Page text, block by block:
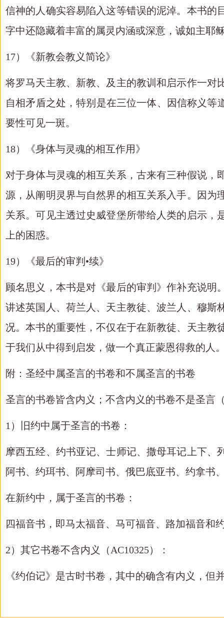
信神的人确实容易陷入这等错误的泥淖。本书的
字中还隐藏着丰富的属灵内涵或深意，诚如主耶
17）《新教会教义简论》
将罗马天主教、新教、及主的教训和启示作一对
自相矛盾之处，特别是在三位一体、因信称义
要性可见一斑。
18）《身体与灵魂的相互作用》
对于身体与灵魂的相互关系，古来有三种假说
源，从阐明灵界与自然界的相互关系入手。因为
关系。可见主透过史威登堡所带给人类的启示
上的困惑。
19）《最后的审判•续》
顾名思义，本书是对《最后的审判》作补充说
讲述英国人、荷兰人、天主教徒、波兰人、穆斯
况。本书的重要性，不仅在于在新教徒、天主
于我们从中得到启发，做一个真正蒙恩得救的人
附：圣经中属圣言的书卷和不属圣言的书卷
圣言的书卷皆含内义；不含内义的书卷不是圣言
1）旧约中属于圣言的书卷：
摩西五经、约书亚记、士师记、撒母耳记上下
阿书、约珥书、阿摩司书、俄巴底亚书、约拿书
在新约中，属于圣言的书卷：
四福音书，即马太福音、马可福音、路加福音和
2）其它书卷不含内义（AC10325）：
《约伯记》是古时书卷，其中的确含有内义，但